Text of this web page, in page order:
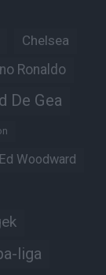
Chelsea
Ronaldo
De Gea
Ed Woodward
liga